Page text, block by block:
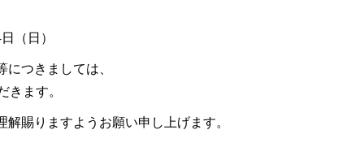
（日）
つきましては、
きます。
賜りますようお願い申し上げます。